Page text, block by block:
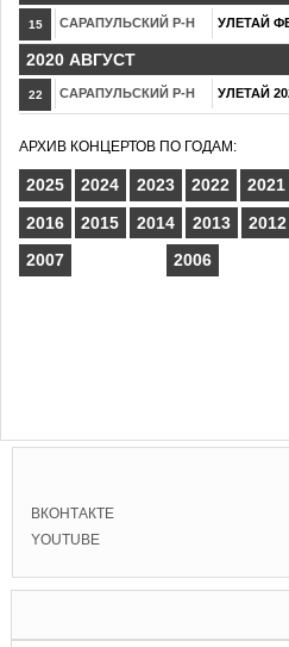
15 САРАПУЛЬСКИЙ Р-Н УЛЕТАЙ
2020 АВГУСТ
22 САРАПУЛЬСКИЙ Р-Н УЛЕТАЙ
АРХИВ КОНЦЕРТОВ ПО ГОДАМ:
2025 2024 2023 2022 2021
2016
2015 2014 2013 2012
2007
2006
ВКОНТАКТЕ
YOUTUBE